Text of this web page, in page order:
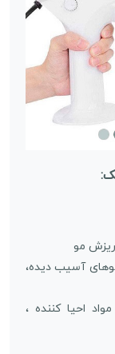
مو
آسیب دیده،
احیا کننده ،